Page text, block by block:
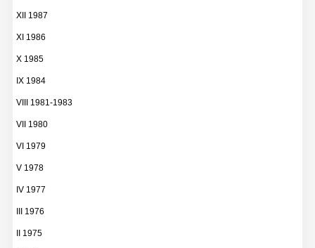
XII 1987
XI 1986
X 1985
IX 1984
VIII 1981-1983
VII 1980
VI 1979
V 1978
IV 1977
III 1976
II 1975